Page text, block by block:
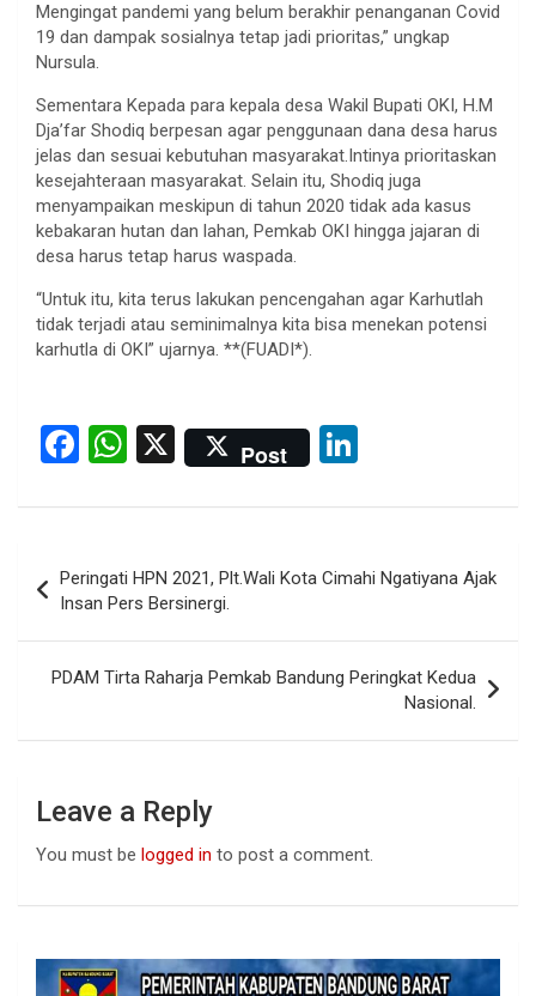
Mengingat pandemi yang belum berakhir penanganan Covid
19 dan dampak sosialnya tetap jadi prioritas,” ungkap
Nursula.
Sementara Kepada para kepala desa Wakil Bupati OKI, H.M
Dja’far Shodiq berpesan agar penggunaan dana desa harus
jelas dan sesuai kebutuhan masyarakat.Intinya prioritaskan
kesejahteraan masyarakat. Selain itu, Shodiq juga
menyampaikan meskipun di tahun 2020 tidak ada kasus
kebakaran hutan dan lahan, Pemkab OKI hingga jajaran di
desa harus tetap harus waspada.
“Untuk itu, kita terus lakukan pencengahan agar Karhutlah
tidak terjadi atau seminimalnya kita bisa menekan potensi
karhutla di OKI” ujarnya. **(FUADI*).
F
ce
b
o
o
k
W
at
s
A
p
p
X Post
ke
dI
n
navigation
Peringati HPN 2021, Plt.Wali Kota Cimahi Ngatiyana Ajak
Insan Pers Bersinergi.
PDAM Tirta Raharja Pemkab Bandung Peringkat Kedua
Nasional.
Leave a Reply
You must be logged in to post a comment.